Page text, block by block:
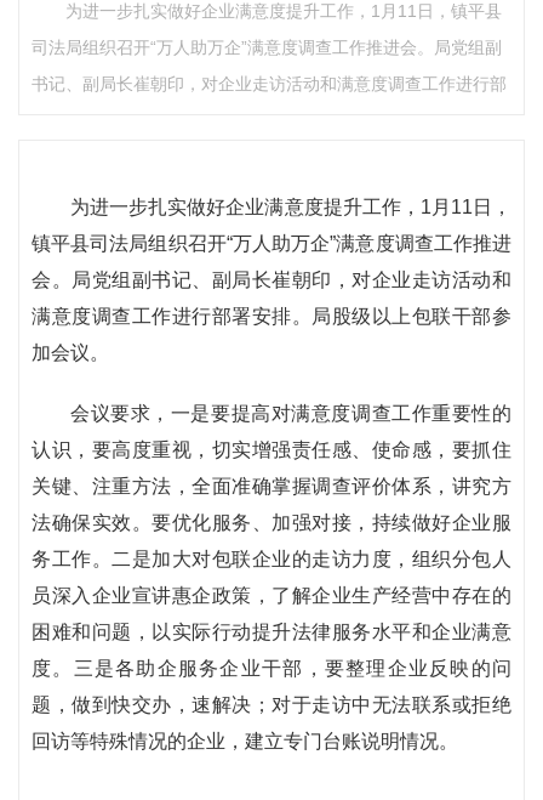
为进一步扎实做好企业满意度提升工作，1月11日，镇平县
司法局组织召开“万人助万企”满意度调查工作推进会。局党组副
书记、副局长崔朝印，对企业走访活动和满意度调查工作进行部
为进一步扎实做好企业满意度提升工作，1月11日，
镇平县司法局组织召开“万人助万企”满意度调查工作推进
会。局党组副书记、副局长崔朝印，对企业走访活动和
满意度调查工作进行部署安排。局股级以上包联干部参
加会议。
会议要求，一是要提高对满意度调查工作重要性的
认识，要高度重视，切实增强责任感、使命感，要抓住
关键、注重方法，全面准确掌握调查评价体系，讲究方
法确保实效。要优化服务、加强对接，持续做好企业服
务工作。二是加大对包联企业的走访力度，组织分包人
员深入企业宣讲惠企政策，了解企业生产经营中存在的
困难和问题，以实际行动提升法律服务水平和企业满意
度。三是各助企服务企业干部，要整理企业反映的问
题，做到快交办，速解决；对于走访中无法联系或拒绝
回访等特殊情况的企业，建立专门台账说明情况。